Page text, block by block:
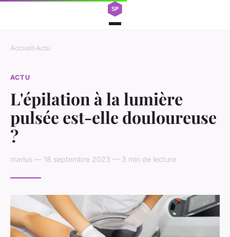
Accueil›Actu
ACTU
L'épilation à la lumière
pulsée est-elle douloureuse
?
marius — 18 septembre 2023 — 3 min de lecture